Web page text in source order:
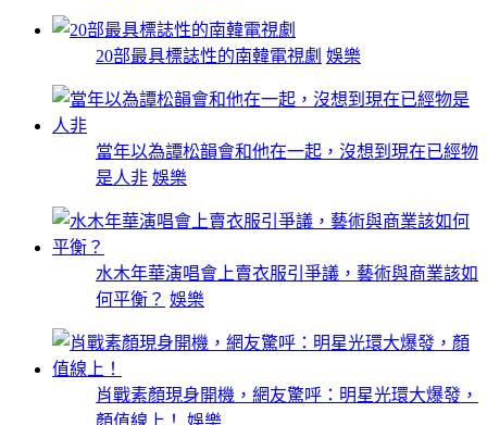
20部最具標誌性的南韓電視劇 娛樂
當年以為譚松韻會和他在一起，沒想到現在已經物
是人非 娛樂
水木年華演唱會上賣衣服引爭議，藝術與商業該如
何平衡？ 娛樂
肖戰素顏現身開機，網友驚呼：明星光環大爆發，
顏值線上！
娛樂